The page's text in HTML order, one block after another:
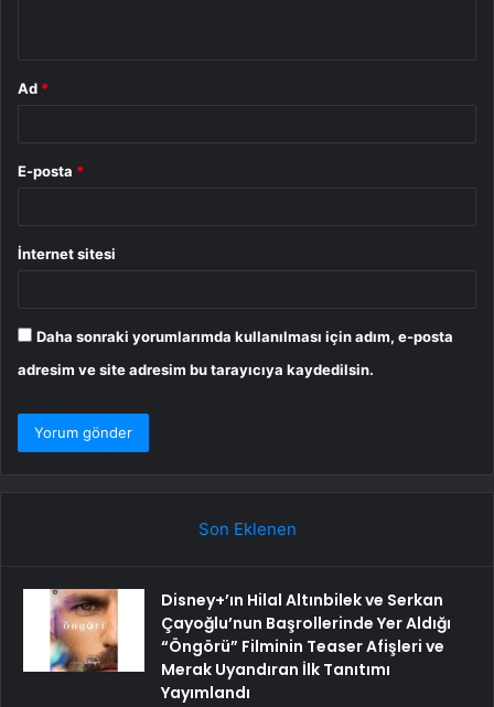
Ad *
E-posta *
İnternet sitesi
Daha sonraki yorumlarımda kullanılması için adım, e-posta
adresim ve site adresim bu tarayıcıya kaydedilsin.
Son Eklenen
Disney+’ın Hilal Altınbilek ve Serkan
Çayoğlu’nun Başrollerinde Yer Aldığı
“Öngörü” Filminin Teaser Afişleri ve
Merak Uyandıran İlk Tanıtımı
Yayımlandı